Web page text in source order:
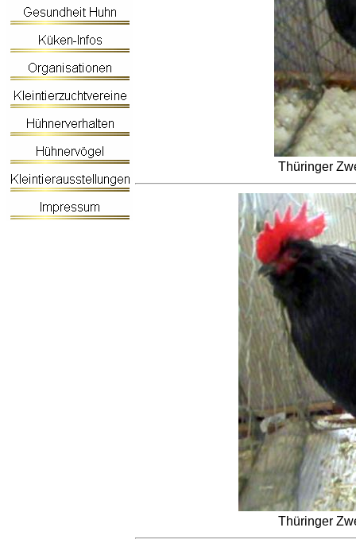
Thüringer
Thüringer